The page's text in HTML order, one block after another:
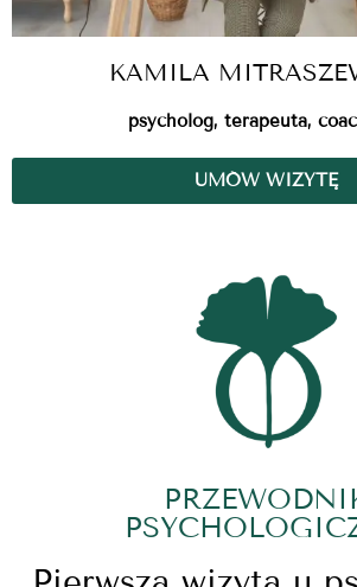
KAMILA
psycholog, terapeuta,
UMÓW WIZYTĘ